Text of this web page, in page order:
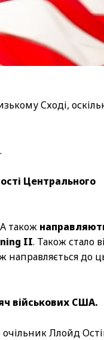
Сході,
Центрального
також
II. Також стало
до
військових США.
Ллойд